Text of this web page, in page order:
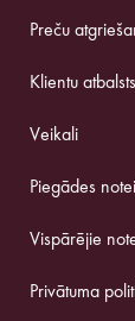
Preču
Klientu atbalsts
Veikali
Piegādes
Vispārējie
Privātuma